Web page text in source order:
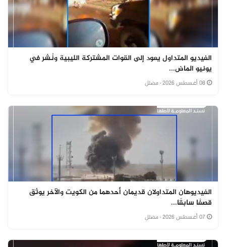
الفيديو المتداول يعود إلى القوات المشتركة الليبية ونُشر في
يونيو الماض...
· مضلل
الفيديوهان المتداولان قديمان أحدهما من الكويت والآخر يوثق
قصفًا سابقًا...
· مضلل